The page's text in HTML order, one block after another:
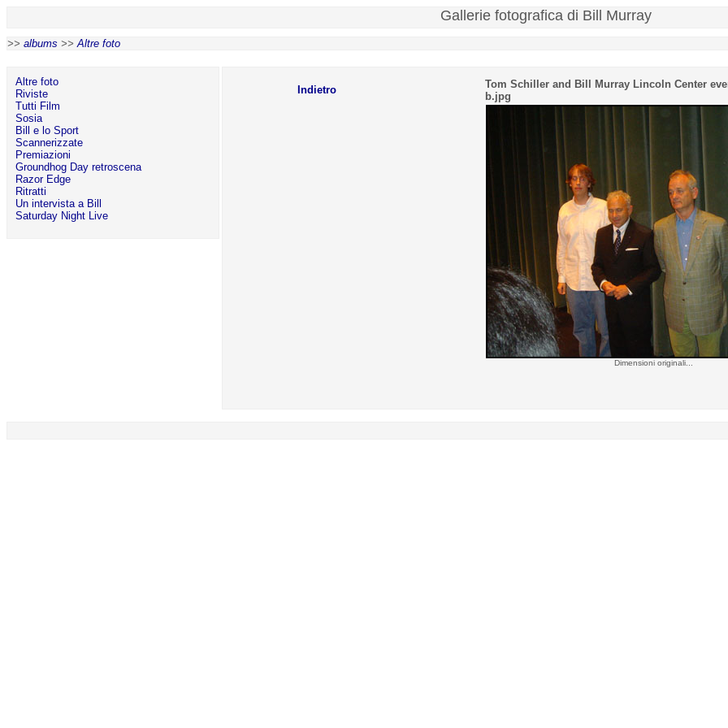
Gallerie fotografica di Bill Murray
>> albums >>Altre foto
Altre foto
Riviste
Tutti Film
Sosia
Bill e lo Sport
Scannerizzate
Premiazioni
Groundhog Day retroscena
Razor Edge
Ritratti
Un intervista a Bill
Saturday Night Live
Indietro
Tom Schiller and Bill Murray Lincoln Center
b.jpg
Dimensioni originali...